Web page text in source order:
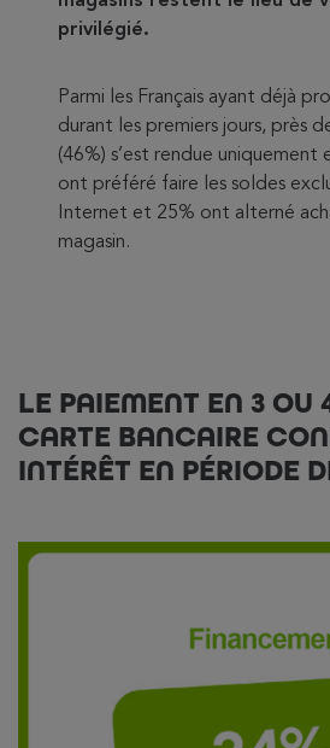
privilégié.
Parmi les Français ayant déjà
durant les premiers jours, près
(46%) s’est rendue uniquement
ont préféré faire les soldes
Internet et 25% ont alterné
magasin.
LE PAIEMENT EN 3 OU
CARTE BANCAIRE
INTÉRÊT EN PÉRIODE